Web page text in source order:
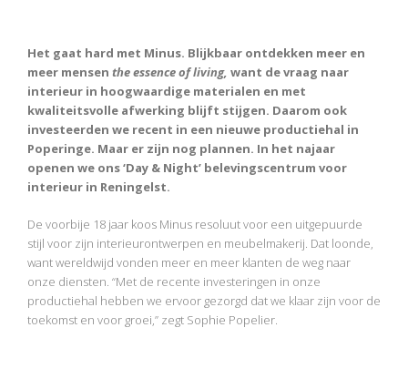
Het gaat hard met Minus. Blijkbaar ontdekken meer en
meer mensen the essence of living, want de vraag naar
interieur in hoogwaardige materialen en met
kwaliteitsvolle afwerking blijft stijgen. Daarom ook
investeerden we recent in een nieuwe productiehal in
Poperinge. Maar er zijn nog plannen. In het najaar
openen we ons ‘Day & Night’ belevingscentrum voor
interieur in Reningelst.
De voorbije 18 jaar koos Minus resoluut voor een uitgepuurde
stijl voor zijn interieurontwerpen en meubelmakerij. Dat loonde,
want wereldwijd vonden meer en meer klanten de weg naar
onze diensten. “Met de recente investeringen in onze
productiehal hebben we ervoor gezorgd dat we klaar zijn voor de
toekomst en voor groei,” zegt Sophie Popelier.